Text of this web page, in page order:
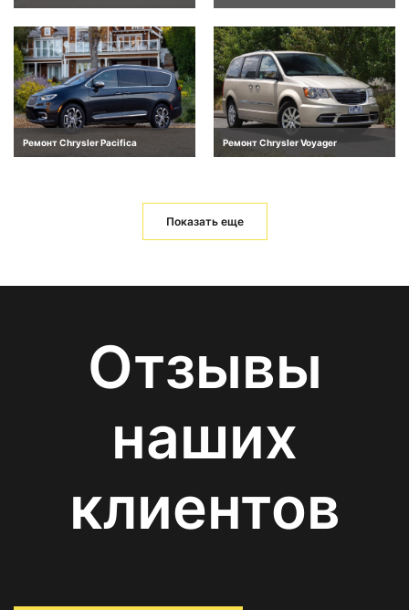
Ремонт Chrysler Pacifica Ремонт Chrysler Voyager
Показать еще
Отзывы
наших
клиентов